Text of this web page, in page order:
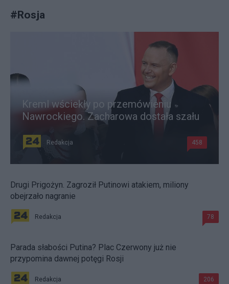
#Rosja
Kreml wściekły po przemówieniu
Nawrockiego. Zacharowa dostała szału
Redakcja 458
Drugi Prigożyn. Zagroził Putinowi atakiem, miliony
obejrzało nagranie
Redakcja 78
Parada słabości Putina? Plac Czerwony już nie
przypomina dawnej potęgi Rosji
Redakcja 206